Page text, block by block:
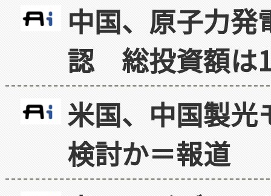
中国、原子力
認 総投資額は
米国、中国製光
検討か＝報道